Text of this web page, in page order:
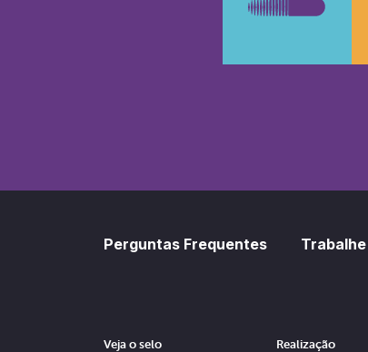
Perguntas Frequentes
Veja o selo
Realização